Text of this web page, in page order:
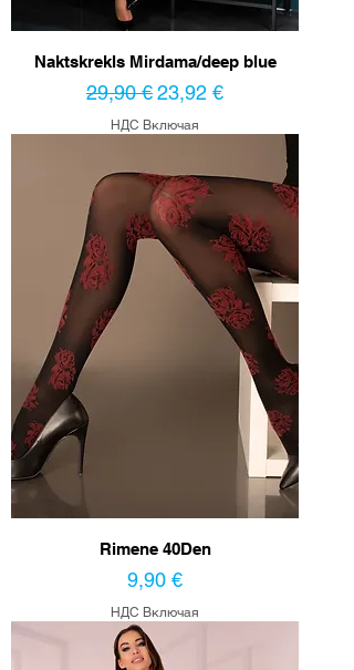
Naktskrekls Mirdama/deep blue
Обычная цена
29,90 €Цена со скидкой
23,92 €
НДС Включая
Rimene 40Den
Цена
9,90 €
НДС Включая